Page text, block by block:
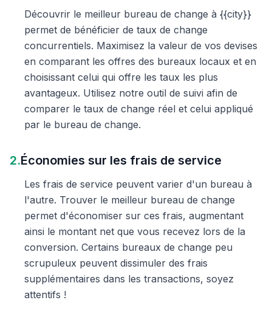
Découvrir le meilleur bureau de change à {{city}}
permet de bénéficier de taux de change
concurrentiels. Maximisez la valeur de vos devises
en comparant les offres des bureaux locaux et en
choisissant celui qui offre les taux les plus
avantageux. Utilisez notre outil de suivi afin de
comparer le taux de change réel et celui appliqué
par le bureau de change.
2.Économies sur les frais de service
Les frais de service peuvent varier d'un bureau à
l'autre. Trouver le meilleur bureau de change
permet d'économiser sur ces frais, augmentant
ainsi le montant net que vous recevez lors de la
conversion. Certains bureaux de change peu
scrupuleux peuvent dissimuler des frais
supplémentaires dans les transactions, soyez
attentifs !